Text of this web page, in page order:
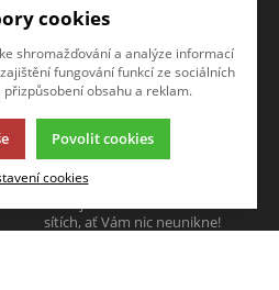
SLEDUJTE NÁS
sítích, ať Vám nic neunikne!
cookies
shromažďování a analýze informací
fungování funkcí ze sociálních
přizpůsobení obsahu a reklam.
Povolit cookies
cookies